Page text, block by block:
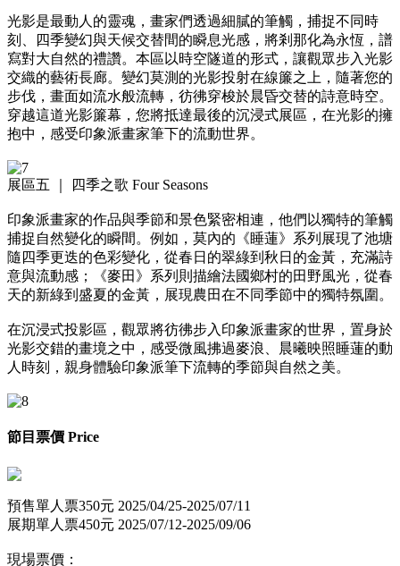
光影是最動人的靈魂，畫家們透過細膩的筆觸，捕捉不同時
刻、四季變幻與天候交替間的瞬息光感，將剎那化為永恆，譜
寫對大自然的禮讚。本區以時空隧道的形式，讓觀眾步入光影
交織的藝術長廊。變幻莫測的光影投射在線簾之上，隨著您的
步伐，畫面如流水般流轉，彷彿穿梭於晨昏交替的詩意時空。
穿越這道光影簾幕，您將抵達最後的沉浸式展區，在光影的擁
抱中，感受印象派畫家筆下的流動世界。
展區五 ｜ 四季之歌 Four Seasons
印象派畫家的作品與季節和景色緊密相連，他們以獨特的筆觸
捕捉自然變化的瞬間。例如，莫內的《睡蓮》系列展現了池塘
隨四季更迭的色彩變化，從春日的翠綠到秋日的金黃，充滿詩
意與流動感；《麥田》系列則描繪法國鄉村的田野風光，從春
天的新綠到盛夏的金黃，展現農田在不同季節中的獨特氛圍。
在沉浸式投影區，觀眾將彷彿步入印象派畫家的世界，置身於
光影交錯的畫境之中，感受微風拂過麥浪、晨曦映照睡蓮的動
人時刻，親身體驗印象派筆下流轉的季節與自然之美。
節目票價 Price
預售單人票350元 2025/04/25-2025/07/11
展期單人票450元 2025/07/12-2025/09/06
現場票價：